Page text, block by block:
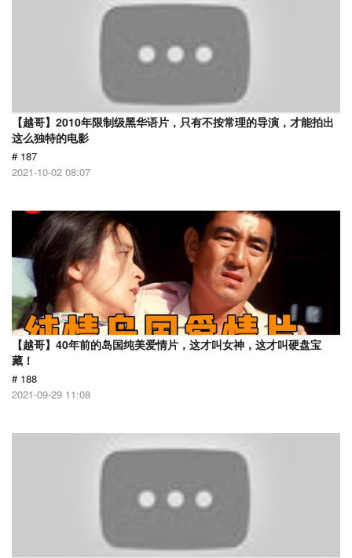
【越哥】2010年限制级黑华语片，只有不按常理的导演，才能拍出
这么独特的电影
# 187
2021-10-02 08:07
【越哥】40年前的岛国纯美爱情片，这才叫女神，这才叫硬盘宝
藏！
# 188
2021-09-29 11:08